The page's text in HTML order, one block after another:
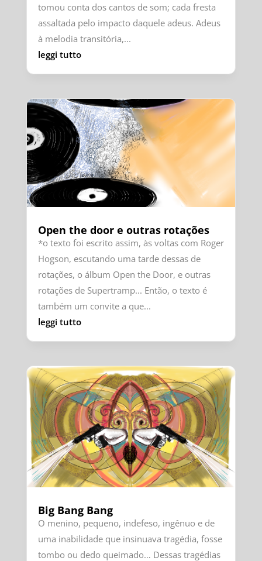
tomou conta dos cantos de som; cada fresta
assaltada pelo impacto daquele adeus. Adeus
à melodia transitória,...
leggi tutto
Open the door e outras rotações
*o texto foi escrito assim, às voltas com Roger
Hogson, escutando uma tarde dessas de
rotações, o álbum Open the Door, e outras
rotações de Supertramp... Então, o texto é
também um convite a que...
leggi tutto
Big Bang Bang
O menino, pequeno, indefeso, ingênuo e de
uma inabilidade que insinuava tragédia, fosse
tombo ou dedo queimado… Dessas tragédias